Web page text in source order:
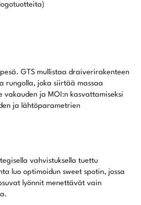
GTS mullistaa draiverirakenteen
rungolla, joka siirtää massaa
vakauden ja MOI:n kasvattamiseksi
ja lähtöparametrien
vahvistuksella tuettu
luo optimoidun sweet spotin, jossa
lyönnit menettävät vain